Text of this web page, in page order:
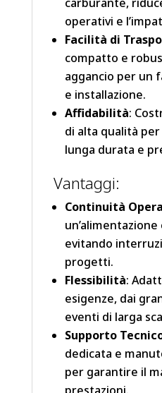
operativi e
Facilità di
compatto e
aggancio per un
e installazione.
Affidabilità:
di alta qualità
lunga durata e
Vantaggi:
Continuità
evitando
progetti.
Flessibilità:
esigenze, dai
eventi di larga
Supporto
dedicata e
per garantire il